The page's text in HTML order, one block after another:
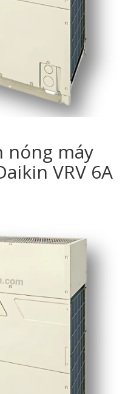
nóng máy
VRV 6A